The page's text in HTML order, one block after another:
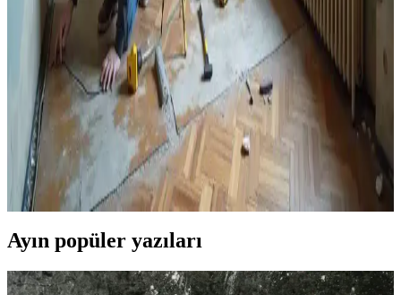
Yağ bazlı boya üzerine doğrudan su bazlı boya uygulandığında
soyulma ve sağlık riskleri ortaya çıkar. Sorunun nedenleri, kiracı
hakları ve profesyonel çözüm yöntemleri detaylı şekilde ele
alınmaktadır.
Ev Tadilatında Doğru Bilinen Yanlışlar ve Güncel
Gerçekler Üzerine Kapsamlı Rehber
Ev tadilatında yaygın yanlış inanışlar ve gerçekler, boya kuruma
süresi, izin gereklilikleri, malzeme kullanımı ve profesyonel yardım
ihtiyacı gibi konular güncel bilgiler ışığında ele alınmaktadır.
Ayın popüler yazıları